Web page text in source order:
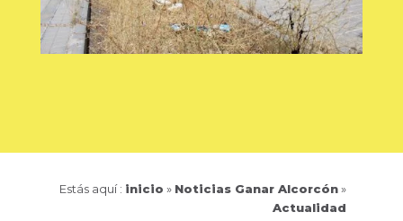
Estás aquí : inicio » Noticias Ganar Alcorcón»
Actualidad